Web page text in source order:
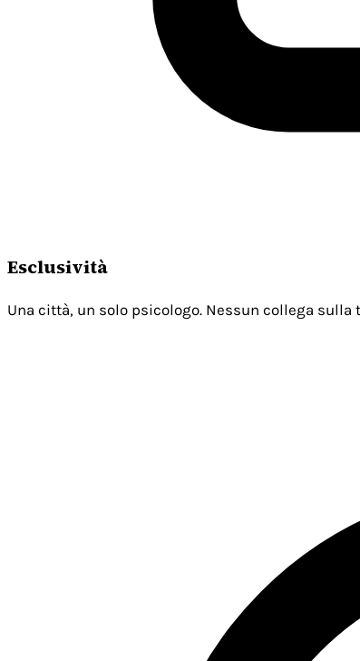
Esclusività
Una città, un solo psicologo. Nessun collega